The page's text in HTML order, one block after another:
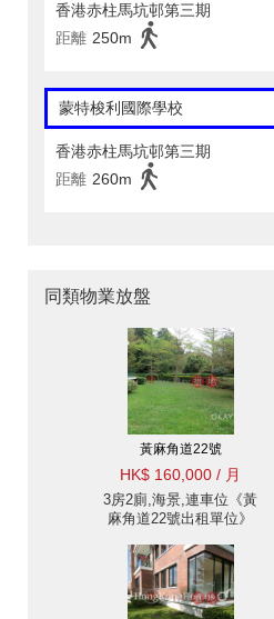
香港赤柱馬坑邨第三期
距離 250m
蒙特梭利國際學校
香港赤柱馬坑邨第三期
距離 260m
同類物業放盤
黃麻角道22號
HK$ 160,000 / 月
3房2廁,海景,連車位《黃
麻角道22號出租單位》